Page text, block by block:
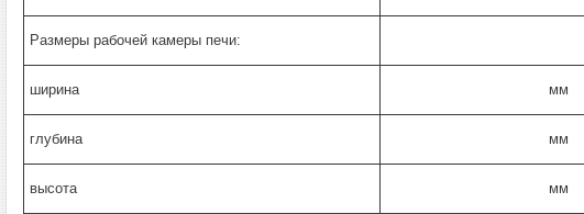
Размеры рабочей камеры печи:
ширина мм
глубина мм
высота мм